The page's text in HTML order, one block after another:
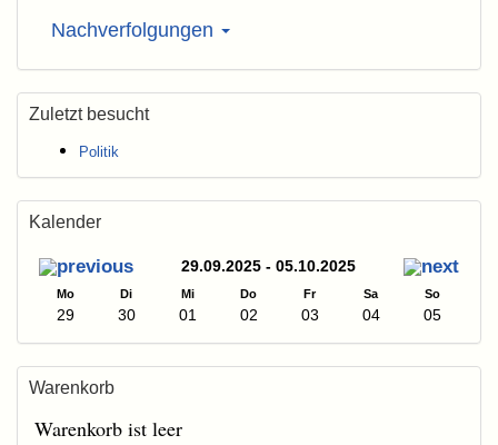
Nachverfolgungen
Zuletzt besucht
Politik
Kalender
29.09.2025 - 05.10.2025
Mo Di Mi Do Fr Sa So
29 30 01 02 03 04 05
Warenkorb
Warenkorb ist leer